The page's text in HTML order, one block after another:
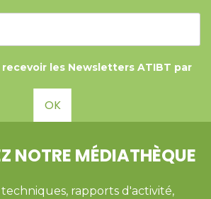
les Newsletters ATIBT par
OK
NOTRE MÉDIATHÈQUE
rapports d'activité,